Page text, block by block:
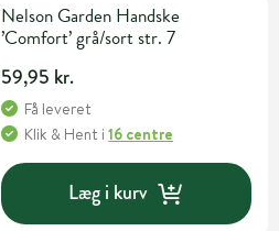
Nelson Garden Handske
’Comfort’ grå/sort str. 7
59,95 kr.
Få leveret
Klik & Hent i16 centre
Læg i kurv